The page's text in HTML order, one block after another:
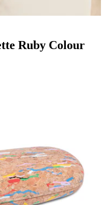
Ruby Colour